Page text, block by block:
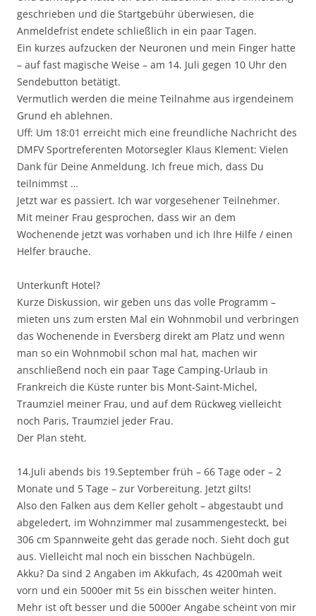
geschrieben und die Startgebühr überwiesen, die
Anmeldefrist endete schließlich in ein paar Tagen.
Ein kurzes aufzucken der Neuronen und mein Finger hatte
– auf fast magische Weise – am 14. Juli gegen 10 Uhr den
Sendebutton betätigt.
Vermutlich werden die meine Teilnahme aus irgendeinem
Grund eh ablehnen.
Uff: Um 18:01 erreicht mich eine freundliche Nachricht des
DMFV Sportreferenten Motorsegler Klaus Klement: Vielen
Dank für Deine Anmeldung. Ich freue mich, dass Du
teilnimmst …
Jetzt war es passiert. Ich war vorgesehener Teilnehmer.
Mit meiner Frau gesprochen, dass wir an dem
Wochenende jetzt was vorhaben und ich Ihre Hilfe / einen
Helfer brauche.
Unterkunft Hotel?
Kurze Diskussion, wir geben uns das volle Programm –
mieten uns zum ersten Mal ein Wohnmobil und verbringen
das Wochenende in Eversberg direkt am Platz und wenn
man so ein Wohnmobil schon mal hat, machen wir
anschließend noch ein paar Tage Camping-Urlaub in
Frankreich die Küste runter bis Mont-Saint-Michel,
Traumziel meiner Frau, und auf dem Rückweg vielleicht
noch Paris, Traumziel jeder Frau.
Der Plan steht.
14.Juli abends bis 19.September früh – 66 Tage oder – 2
Monate und 5 Tage – zur Vorbereitung. Jetzt gilts!
Also den Falken aus dem Keller geholt – abgestaubt und
abgeledert, im Wohnzimmer mal zusammengesteckt, bei
306 cm Spannweite geht das gerade noch. Sieht doch gut
aus. Vielleicht mal noch ein bisschen Nachbügeln.
Akku? Da sind 2 Angaben im Akkufach, 4s 4200mah weit
vorn und ein 5000er mit 5s ein bisschen weiter hinten.
Mehr ist oft besser und die 5000er Angabe scheint von mir